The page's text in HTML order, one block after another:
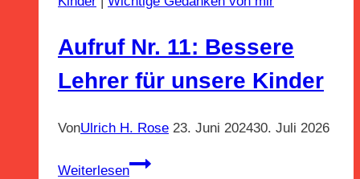
friedlichere
Aufruf Nr. 11: Bessere
Lehrer für unsere Kinder
VonUlrich H. Rose 23. Juni 202430. Juli 2026
Weiterlesen
Aufruf